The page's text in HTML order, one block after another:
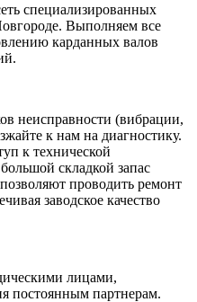
специализированных
Выполняем все
карданных валов
неисправности (вибрации,
к нам на диагностику.
к технической
складкой запас
проводить ремонт
заводское качество
лицами,
постоянным партнерам.